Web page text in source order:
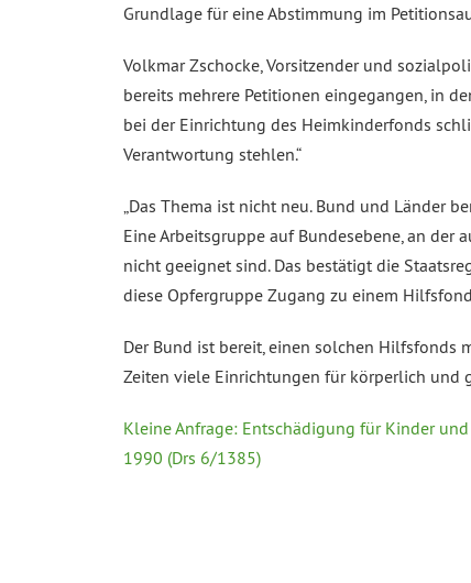
Grundlage für eine Abstimmung im
Volkmar Zschocke, Vorsitzender und
bereits mehrere Petitionen eingegangen, in
bei der Einrichtung des Heimkinderfonds
Verantwortung stehlen.“
„Das Thema ist nicht neu. Bund und Länder
Eine Arbeitsgruppe auf Bundesebene, an der
nicht geeignet sind. Das bestätigt die
diese Opfergruppe Zugang zu einem
Der Bund ist bereit, einen solchen Hilfsfonds
Zeiten viele Einrichtungen für körperlich und
Kleine Anfrage: Entschädigung für Kinder
1990 (Drs 6/1385)